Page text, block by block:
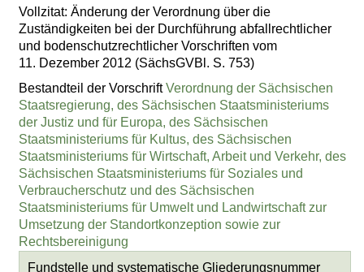
Vollzitat: Änderung der Verordnung über die
Zuständigkeiten bei der Durchführung abfallrechtlicher
und bodenschutzrechtlicher Vorschriften vom
11. Dezember 2012 (SächsGVBl. S. 753)
Bestandteil der VorschriftVerordnung der Sächsischen
Staatsregierung, des Sächsischen Staatsministeriums
der Justiz und für Europa, des Sächsischen
Staatsministeriums für Kultus, des Sächsischen
Staatsministeriums für Wirtschaft, Arbeit und Verkehr, des
Sächsischen Staatsministeriums für Soziales und
Verbraucherschutz und des Sächsischen
Staatsministeriums für Umwelt und Landwirtschaft zur
Umsetzung der Standortkonzeption sowie zur
Rechtsbereinigung
Fundstelle und systematische Gliederungsnummer